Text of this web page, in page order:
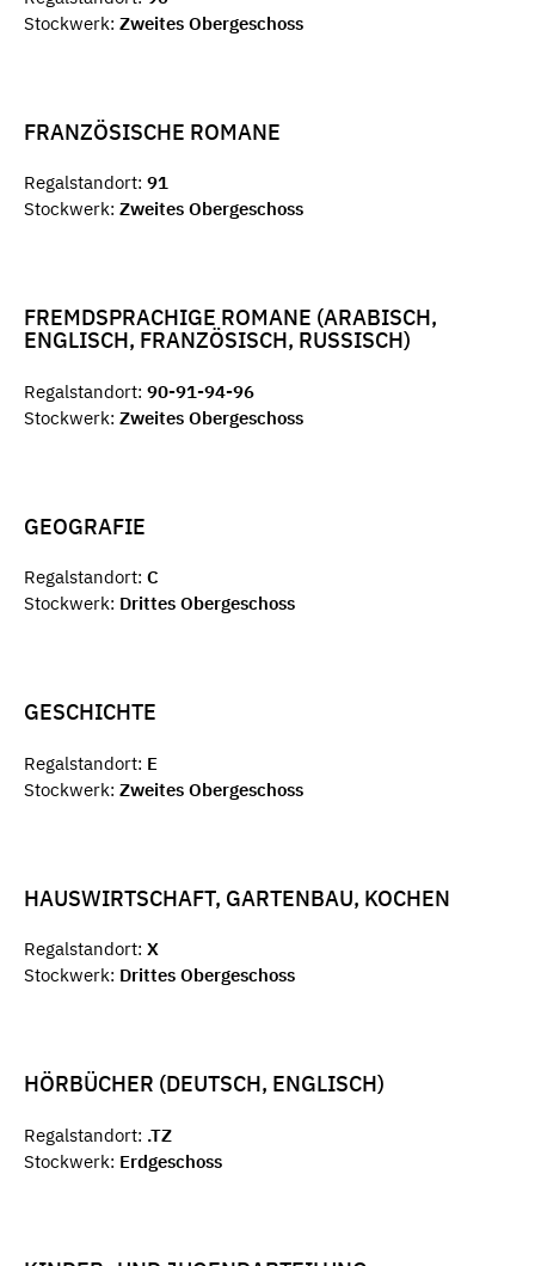
Stockwerk: Zweites Obergeschoss
FRANZÖSISCHE ROMANE
Regalstandort: 91
Stockwerk: Zweites Obergeschoss
FREMDSPRACHIGE ROMANE (ARABISCH,
ENGLISCH, FRANZÖSISCH, RUSSISCH)
Regalstandort: 90-91-94-96
Stockwerk: Zweites Obergeschoss
GEOGRAFIE
Regalstandort: C
Stockwerk: Drittes Obergeschoss
GESCHICHTE
Regalstandort: E
Stockwerk: Zweites Obergeschoss
HAUSWIRTSCHAFT, GARTENBAU, KOCHEN
Regalstandort: X
Stockwerk: Drittes Obergeschoss
HÖRBÜCHER (DEUTSCH, ENGLISCH)
Regalstandort: .TZ
Stockwerk: Erdgeschoss